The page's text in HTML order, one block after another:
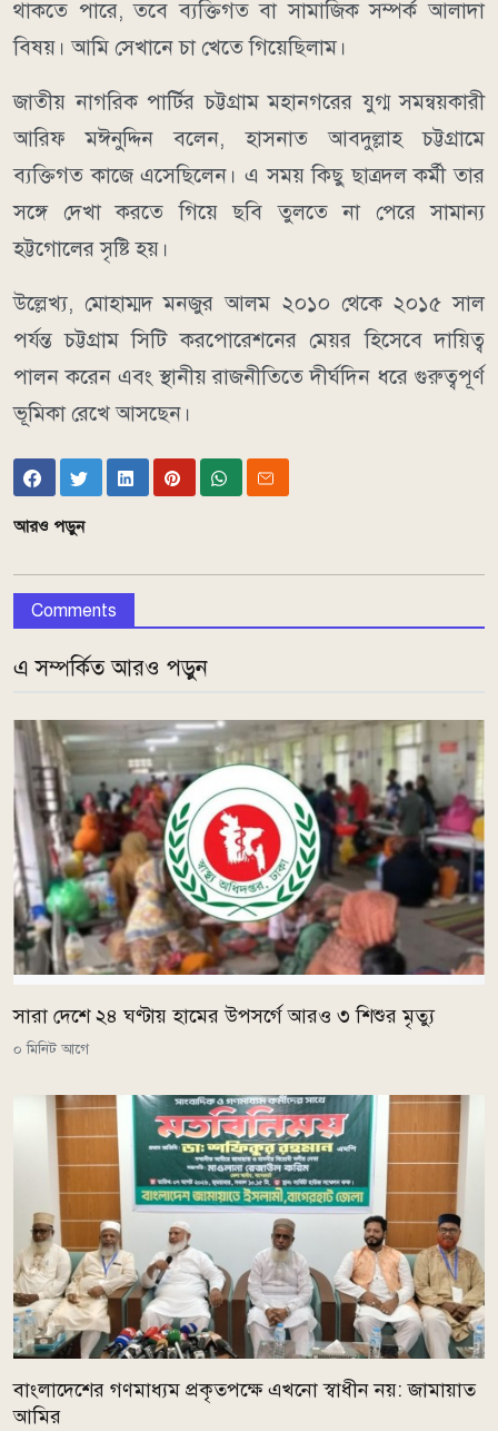
থাকতে পারে, তবে ব্যক্তিগত বা সামাজিক সম্পর্ক আলাদা
বিষয়। আমি সেখানে চা খেতে গিয়েছিলাম।
জাতীয় নাগরিক পার্টির চট্টগ্রাম মহানগরের যুগ্ম সমন্বয়কারী
আরিফ মঈনুদ্দিন বলেন, হাসনাত আবদুল্লাহ চট্টগ্রামে
ব্যক্তিগত কাজে এসেছিলেন। এ সময় কিছু ছাত্রদল কর্মী তার
সঙ্গে দেখা করতে গিয়ে ছবি তুলতে না পেরে সামান্য
হট্টগোলের সৃষ্টি হয়।
উল্লেখ্য, মোহাম্মদ মনজুর আলম ২০১০ থেকে ২০১৫ সাল
পর্যন্ত চট্টগ্রাম সিটি করপোরেশনের মেয়র হিসেবে দায়িত্ব
পালন করেন এবং স্থানীয় রাজনীতিতে দীর্ঘদিন ধরে গুরুত্বপূর্ণ
ভূমিকা রেখে আসছেন।
আরও পড়ুন
Comments
এ সম্পর্কিত আরও পড়ুন
সারা দেশে ২৪ ঘণ্টায় হামের উপসর্গে আরও ৩ শিশুর মৃত্যু
০ মিনিট আগে
বাংলাদেশের গণমাধ্যম প্রকৃতপক্ষে এখনো স্বাধীন নয়: জামায়াত
আমির